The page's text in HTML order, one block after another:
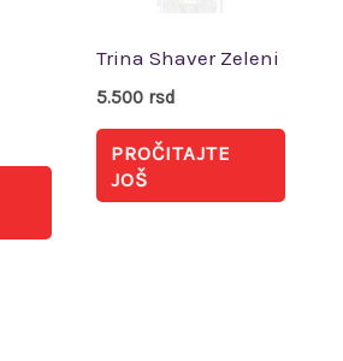
Trina Shaver Zeleni
5.500 rsd
PROČITAJTE
JOŠ